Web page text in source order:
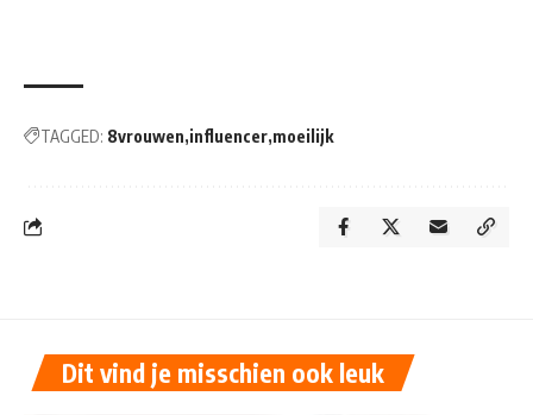
TAGGED: 8vrouwen influencer moeilijk
Dit vind je misschien ook leuk